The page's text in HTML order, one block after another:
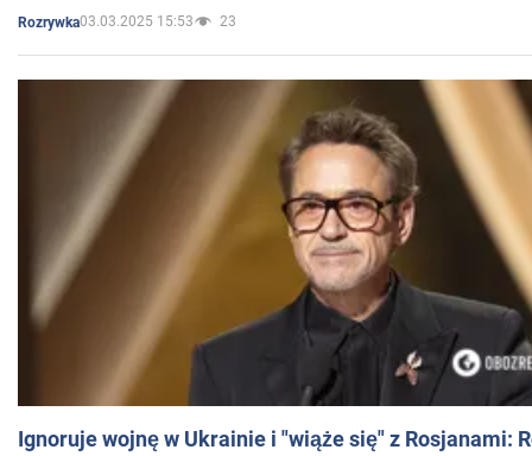
Rozrywka03.03.2025 15:53 23
Ignoruje wojnę w Ukrainie i "wiąże się" z Rosjanami: